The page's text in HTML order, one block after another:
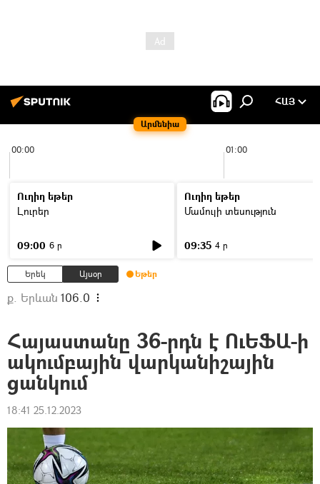
Արմենիա
ՀԱՅ
00:00 01:00
Ուղիղ եթեր
Լուրեր
09:00 6 ր
Ուղիղ եթեր
Մամուլի տեսություն
09:35 4 ր
Երեկ Այսօր Եթեր
ք. Երևան 106.0
Հայաստանը 36-րդն է ՈւԵՖԱ-ի
ակումբային վարկանիշային
ցանկում
18:41 25.12.2023